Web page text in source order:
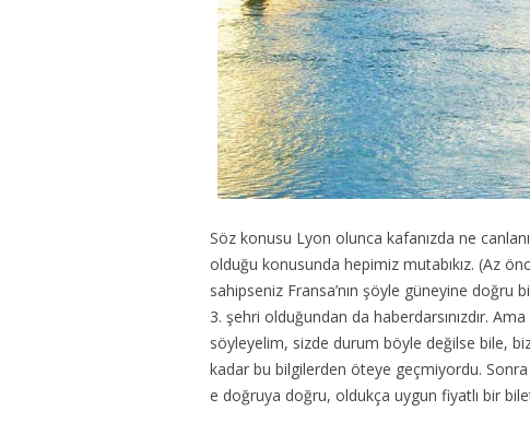
Söz konusu Lyon olunca kafanızda ne
olduğu konusunda hepimiz mutabıkız. (Az
sahipseniz Fransa’nın şöyle güneyine doğru
3. şehri olduğundan da haberdarsınızdır.
söyleyelim, sizde durum böyle değilse bile,
kadar bu bilgilerden öteye geçmiyordu.
e doğruya doğru, oldukça uygun fiyatlı bir
2024
Notları: